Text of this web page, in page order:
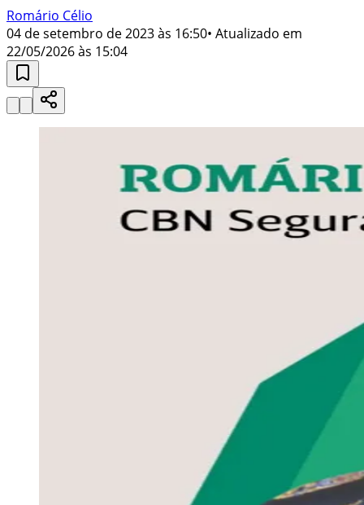
Romário Célio
04 de setembro de 2023 às 16:50• Atualizado em
22/05/2026 às 15:04